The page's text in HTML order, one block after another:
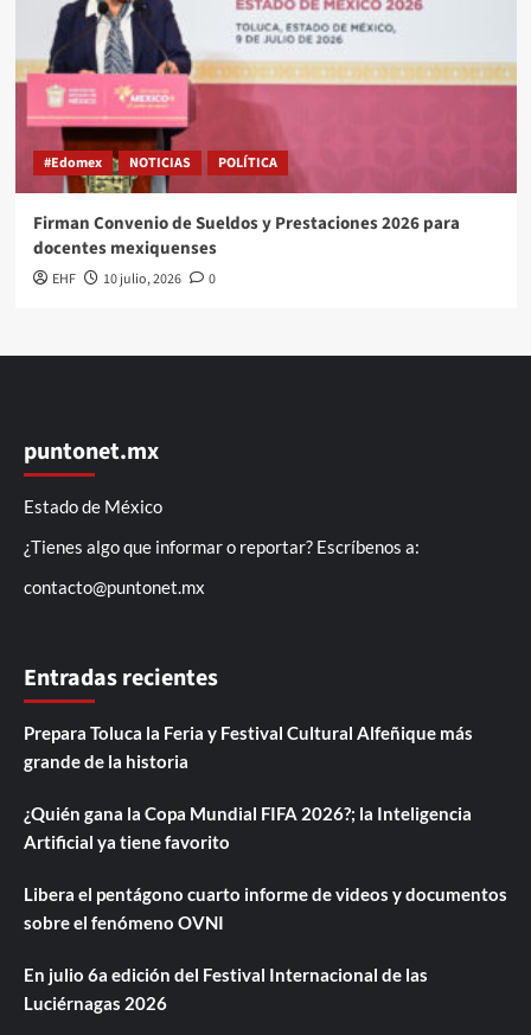
#Edomex NOTICIAS POLÍTICA
Firman Convenio de Sueldos y Prestaciones 2026 para
docentes mexiquenses
EHF 10 julio, 2026 0
puntonet.mx
Estado de México
¿Tienes algo que informar o reportar? Escríbenos a:
contacto@puntonet.mx
Entradas recientes
Prepara Toluca la Feria y Festival Cultural Alfeñique más
grande de la historia
¿Quién gana la Copa Mundial FIFA 2026?; la Inteligencia
Artificial ya tiene favorito
Libera el pentágono cuarto informe de videos y documentos
sobre el fenómeno OVNI
En julio 6a edición del Festival Internacional de las
Luciérnagas 2026